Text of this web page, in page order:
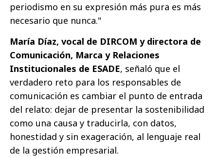
periodismo en su expresión más pura es más
necesario que nunca."
María Díaz, vocal de DIRCOM y directora de
Comunicación, Marca y Relaciones
Institucionales de ESADE, señaló que el
verdadero reto para los responsables de
comunicación es cambiar el punto de entrada
del relato: dejar de presentar la sostenibilidad
como una causa y traducirla, con datos,
honestidad y sin exageración, al lenguaje real
de la gestión empresarial.